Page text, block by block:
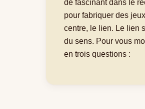
de fascinant dans le
pour fabriquer des
centre, le lien. Le lien
du sens. Pour vous
en trois questions :